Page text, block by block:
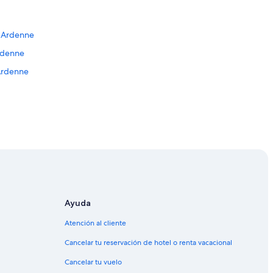
lès-VertusAyuda
Atención al cliente
Cancelar tu reservación de hotel o renta vacacional
Cancelar tu vuelo